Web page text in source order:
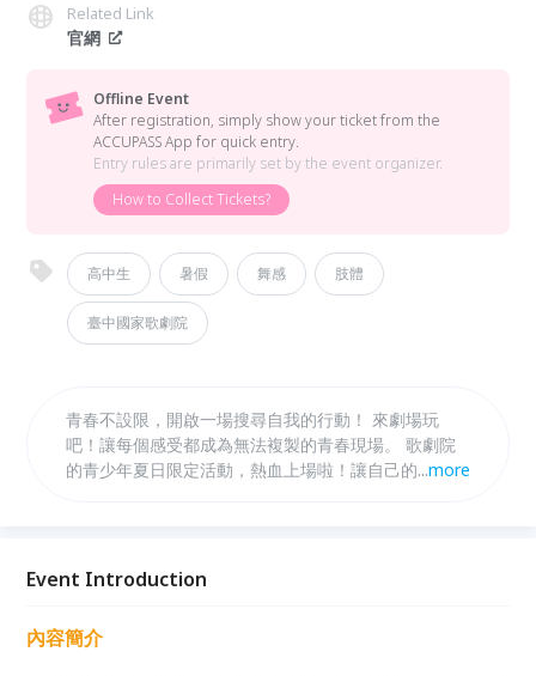
Related Link
官網
Offline Event
After registration, simply show your ticket from the
ACCUPASS App for quick entry.
Entry rules are primarily set by the event organizer.
How to Collect Tickets?
高中生 暑假 舞感 肢體
臺中國家歌劇院
青春不設限，開啟一場搜尋自我的行動！ 來劇場玩
吧！讓每個感受都成為無法複製的青春現場。 歌劇院
的青少年夏日限定活動，熱血上場啦！讓自己的青春身
的青春時刻。
...more
Event Introduction
內容簡介